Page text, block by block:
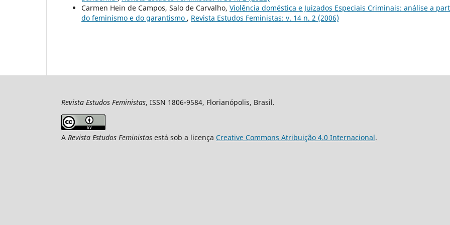
Carmen Hein de Campos, Salo de Carvalho, Violência doméstica e Juizados Especiais Criminais: análise a
do feminismo e do garantismo , Revista Estudos Feministas: v. 14 n. 2 (2006)
Revista Estudos Feministas, ISSN 1806-9584, Florianópolis, Brasil.
A Revista Estudos Feministas está sob a licença Creative Commons Atribuição 4.0 Internacional.